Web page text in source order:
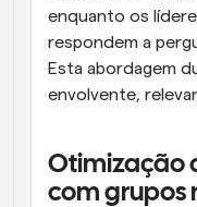
enquanto os
respondem a
Esta abordagem
envolvente,
Otimização
com grupos